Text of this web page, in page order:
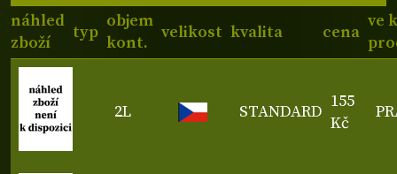
náhled
zboží
typ
objem
kont.
velikost kvalita cena
ve
2L STANDARD
155
Kč